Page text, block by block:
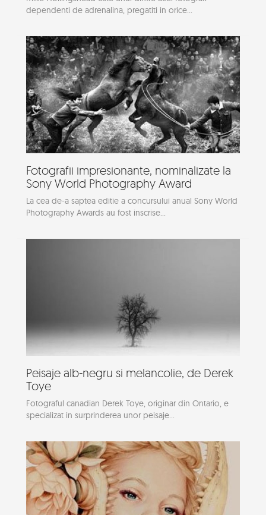
dependenti de adrenalina, pregatiti in orice...
Fotografii impresionante, nominalizate la
Sony World Photography Award
La cea de-a saptea editie a concursului anual Sony World
Photography Awards au fost inscrise...
Peisaje alb-negru si melancolie, de Derek
Toye
Fotograful canadian Derek Toye, originar din Ontario, e
specializat in surprinderea unor peisaje...